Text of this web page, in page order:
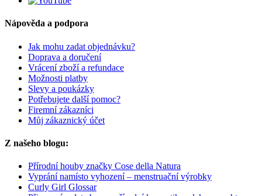
Nápověda a podpora
Jak mohu zadat objednávku?
Doprava a doručení
Vrácení zboží a refundace
Možnosti platby
Slevy a poukázky
Potřebujete další pomoc?
Firemní zákazníci
Můj zákaznický účet
Z našeho blogu:
Přírodní houby značky Cose della Natura
Vyprání namísto vyhození – menstruační výrobky
Curly Girl Glossar